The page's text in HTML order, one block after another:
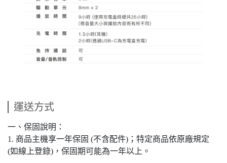
運送方式
一、保固說明：
1. 商品主機享一年保固 (不含配件)；特定商品依原廠規定
(如線上登錄)，保固期可能為一年以上。